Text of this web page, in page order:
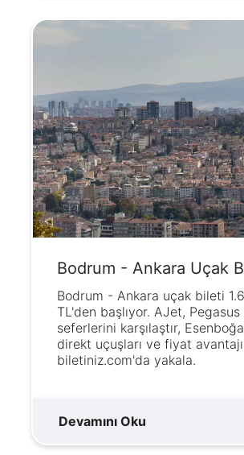
Bodrum - Ankara Uçak
Bodrum - Ankara uçak bileti
TL'den başlıyor. AJet,
seferlerini karşılaştır, Esenboğa
direkt uçuşları ve fiyat
biletiniz.com'da yakala.
Devamını Oku